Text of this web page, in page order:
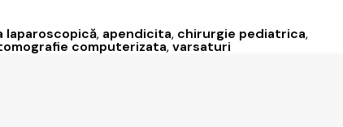
laparoscopică, apendicita, chirurgie pediatrica,
computerizata,varsaturi